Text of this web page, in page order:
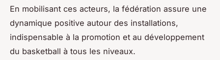
En mobilisant ces acteurs, la fédération assure une
dynamique positive autour des installations,
indispensable à la promotion et au développement
du basketball à tous les niveaux.